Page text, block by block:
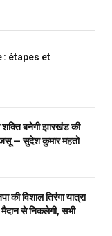
: étapes et
बनेगी झारखंड की
— सुदेश कुमार महतो
विशाल तिरंगा यात्रा
मैदान से निकलेगी, सभी